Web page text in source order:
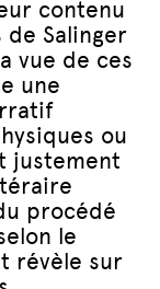
contenu
Salinger
vue de ces
une
ou
justement
procédé
le
révèle sur